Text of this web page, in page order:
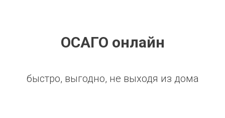
ОСАГО онлайн
быстро, выгодно, не выходя из дома